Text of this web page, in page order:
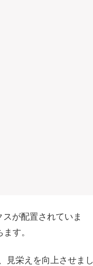
が配置されていま
す。
見栄えを向上させまし